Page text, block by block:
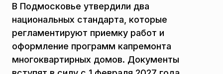
В Подмосковье утвердили два
национальных стандарта, которые
регламентируют приемку работ и
оформление программ капремонта
многоквартирных домов. Документы